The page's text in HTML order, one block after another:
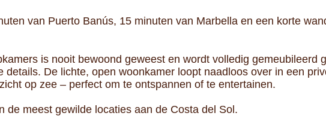
van Puerto Banús, 15 minuten van Marbella en een korte
is nooit bewoond geweest en wordt volledig gemeubileerd
details. De lichte, open woonkamer loopt naadloos over in een
op zee – perfect om te ontspannen of te entertainen.
de meest gewilde locaties aan de Costa del Sol.